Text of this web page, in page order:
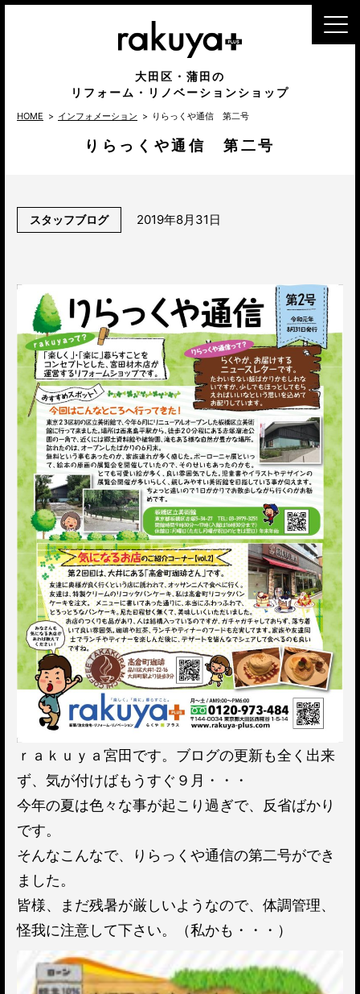
大田区・蒲田の
リフォーム・リノベーションショップ
MENU
HOME インフォメーション りらっくや通信 第二号
りらっくや通信 第二号
スタッフブログ 2019年8月31日
ｒａｋｕｙａ宮田です。ブログの更新も全く出来
ず、気が付けばもうすぐ９月・・・
今年の夏は色々な事が起こり過ぎで、反省ばかり
です。
そんなこんなで、りらっくや通信の第二号ができ
ました。
皆様、まだ残暑が厳しいようなので、体調管理、
怪我に注意して下さい。（私かも・・・）